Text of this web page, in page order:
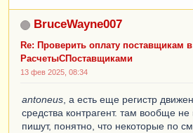
BruceWayne007
Re: Проверить оплату поставщикам в
РасчетыСПоставщиками
13 фев 2025, 08:34
antoneus , а есть еще регистр
средства контрагент. там вообще не
пишут, понятно, что некоторые по